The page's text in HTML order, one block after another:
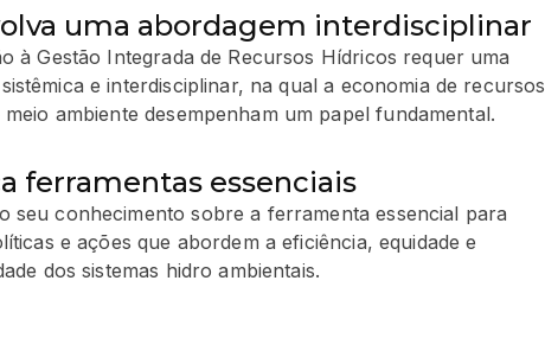
uma abordagem interdisciplinar
à Gestão Integrada de Recursos Hídricos requer uma
e interdisciplinar, na qual a economia de recursos
ambiente desempenham um papel fundamental.
ferramentas essenciais
seu conhecimento sobre a ferramenta essencial para
e ações que abordem a eficiência, equidade e
dos sistemas hidro ambientais.